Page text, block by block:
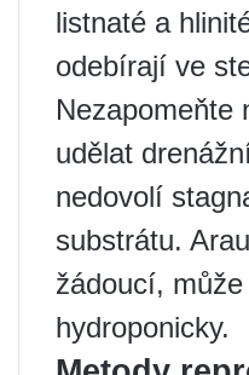
listnaté a
odebírají ve
Nezapomeňte
udělat
nedovolí
substrátu.
žádoucí,
hydroponicky.